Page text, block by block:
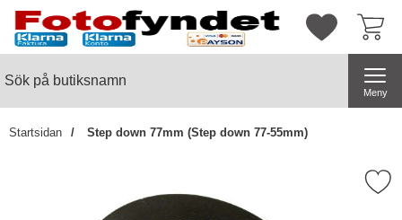
Startsidan för butiksnamn
Mina
Meny
Startsidan Step down 77mm (Step down 77-55mm)
Markera step down 77mm (Step